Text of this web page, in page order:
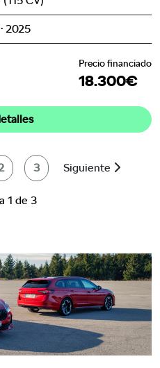
2025
Precio financiado
18.300€
3 Siguiente
1 de 3